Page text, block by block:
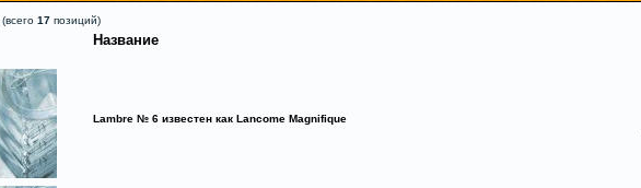
(всего 17 позиций)
Название
Lambre № 6 известен как Lancome Magnifique